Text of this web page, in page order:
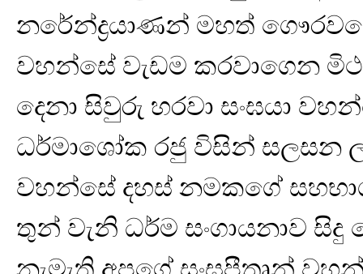
නරේන්ද්‍රයාණන් මහත්
වහන්සේ වැඩම කරවාගෙන
දෙනා සිවුරු හරවා සංඝයා
ධර්මාශෝක රජු විසින් සලසන
වහන්සේ දහස් නමකගේ
තුන් වැනි ධර්ම සංගායනාව